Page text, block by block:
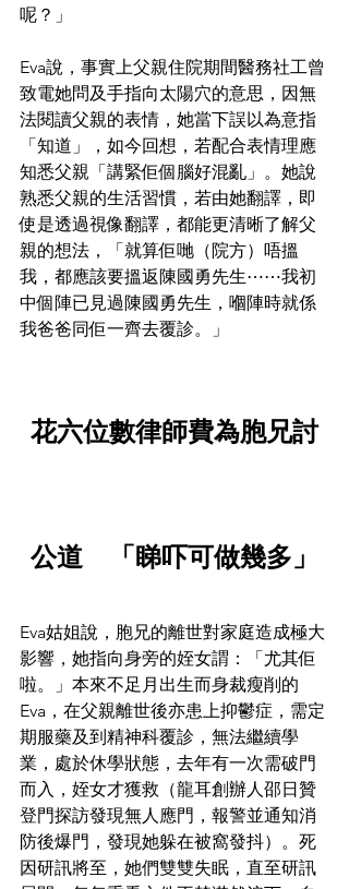
呢？」
Eva說，事實上父親住院期間醫務社工曾
致電她問及手指向太陽穴的意思，因無
法閱讀父親的表情，她當下誤以為意指
「知道」，如今回想，若配合表情理應
知悉父親「講緊佢個腦好混亂」。她說
熟悉父親的生活習慣，若由她翻譯，即
使是透過視像翻譯，都能更清晰了解父
親的想法，「就算佢哋（院方）唔搵
我，都應該要搵返陳國勇先生⋯⋯我初
中個陣已見過陳國勇先生，嗰陣時就係
我爸爸同佢一齊去覆診。」
花六位數律師費為胞兄討
公道　「睇吓可做幾多」
Eva姑姐說，胞兄的離世對家庭造成極大
影響，她指向身旁的姪女謂：「尤其佢
啦。」本來不足月出生而身裁瘦削的
Eva，在父親離世後亦患上抑鬱症，需定
期服藥及到精神科覆診，無法繼續學
業，處於休學狀態，去年有一次需破門
而入，姪女才獲救（龍耳創辦人邵日贊
登門探訪發現無人應門，報警並通知消
防後爆門，發現她躲在被窩發抖）。死
因研訊將至，她們雙雙失眠，直至研訊